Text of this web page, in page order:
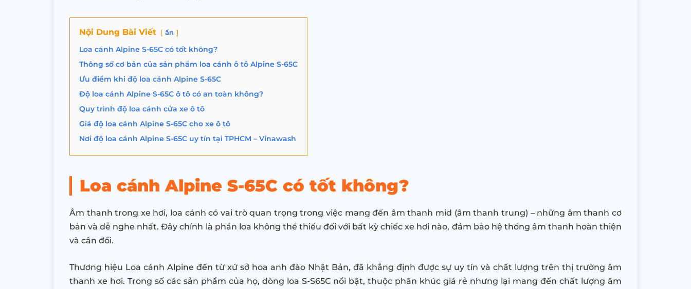
Nội Dung Bài Viết ẩn
Loa cánh Alpine S-65C có tốt không?
Thông số cơ bản của sản phẩm loa cánh ô tô Alpine S-65C
Ưu điểm khi độ loa cánh Alpine S-65C
Độ loa cánh Alpine S-65C ô tô có an toàn không?
Quy trình độ loa cánh cửa xe ô tô
Giá độ loa cánh Alpine S-65C cho xe ô tô
Nơi độ loa cánh Alpine S-65C uy tín tại TPHCM – Vinawash
Loa cánh Alpine S-65C có tốt không?
Âm thanh trong xe hơi, loa cánh có vai trò quan trọng trong việc mang đến âm thanh mid (âm thanh trung) – những âm thanh cơ
bản và dễ nghe nhất. Đây chính là phần loa không thể thiếu đối với bất kỳ chiếc xe hơi nào, đảm bảo hệ thống âm thanh hoàn thiện
và cân đối.
Thương hiệu Loa cánh Alpine đến từ xứ sở hoa anh đào Nhật Bản, đã khẳng định được sự uy tín và chất lượng trên thị trường âm
thanh xe hơi. Trong số các sản phẩm của họ, dòng loa S-S65C nổi bật, thuộc phân khúc giá rẻ nhưng lại mang đến chất lượng âm